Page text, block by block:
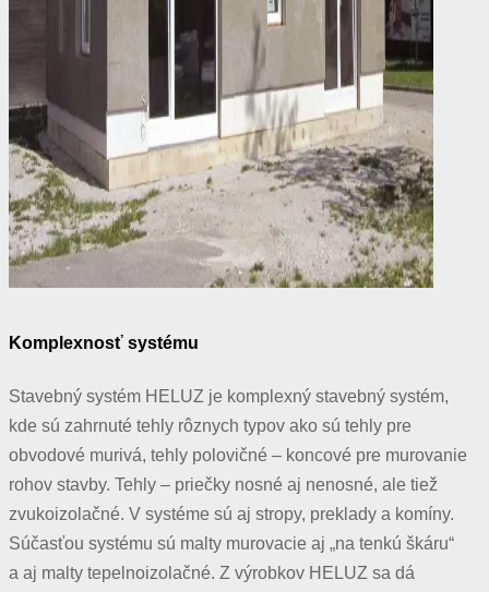
Komplexnosť systému
Stavebný systém HELUZ je komplexný stavebný systém,
kde sú zahrnuté tehly rôznych typov ako sú tehly pre
obvodové murivá, tehly polovičné – koncové pre murovanie
rohov stavby. Tehly – priečky nosné aj nenosné, ale tiež
zvukoizolačné. V systéme sú aj stropy, preklady a komíny.
Súčasťou systému sú malty murovacie aj „na tenkú škáru“
a aj malty tepelnoizolačné. Z výrobkov HELUZ sa dá